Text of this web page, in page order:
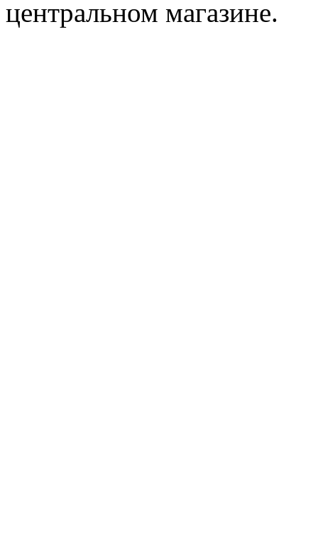
центральном магазине.